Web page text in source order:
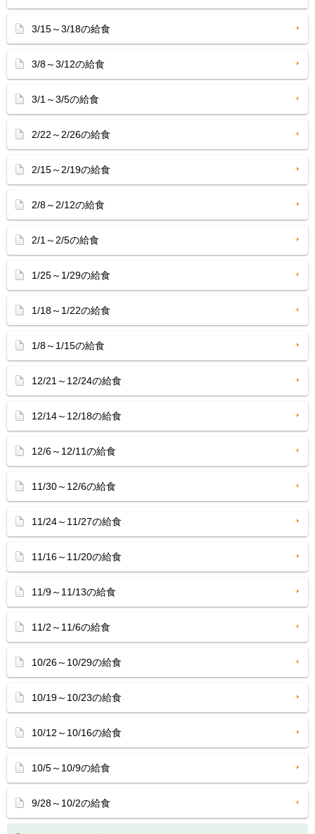
3/15～3/18の給食
3/8～3/12の給食
3/1～3/5の給食
2/22～2/26の給食
2/15～2/19の給食
2/8～2/12の給食
2/1～2/5の給食
1/25～1/29の給食
1/18～1/22の給食
1/8～1/15の給食
12/21～12/24の給食
12/14～12/18の給食
12/6～12/11の給食
11/30～12/6の給食
11/24～11/27の給食
11/16～11/20の給食
11/9～11/13の給食
11/2～11/6の給食
10/26～10/29の給食
10/19～10/23の給食
10/12～10/16の給食
10/5～10/9の給食
9/28～10/2の給食